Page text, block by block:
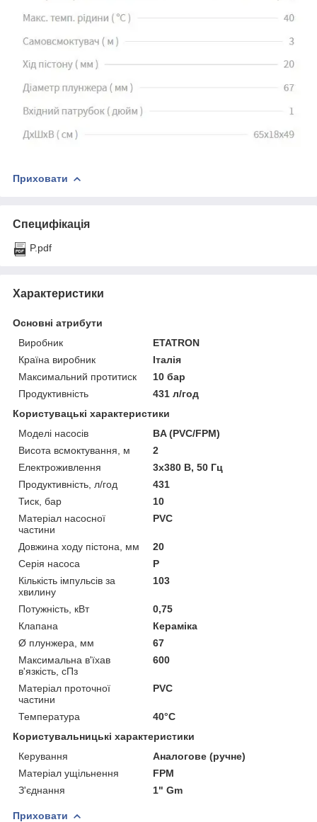
Приховати
Специфікація
P.pdf
Характеристики
Основні атрибути
Виробник
ETATRON
Країна виробник
Італія
Максимальний протитиск
10 бар
Продуктивність
431 л/год
Користувацькi характеристики
Моделі насосів
BA (PVC/FPM)
Висота всмоктування, м
2
Електроживлення
3х380 В, 50 Гц
Продуктивність, л/год
431
Тиск, бар
10
Матеріал насосної
частини
PVC
Довжина ходу пістона, мм
20
Серія насоса
P
Кількість імпульсів за
хвилину
103
Потужність, кВт
0,75
Клапана
Кераміка
Ø плунжера, мм
67
Максимальна в'їхав
в'язкість, сПз
600
Матеріал проточної
частини
PVC
Температура
40°C
Користувальницькі характеристики
Керування
Аналогове (ручне)
Матеріал ущільнення
FPM
З'єднання
1" Gm
Приховати